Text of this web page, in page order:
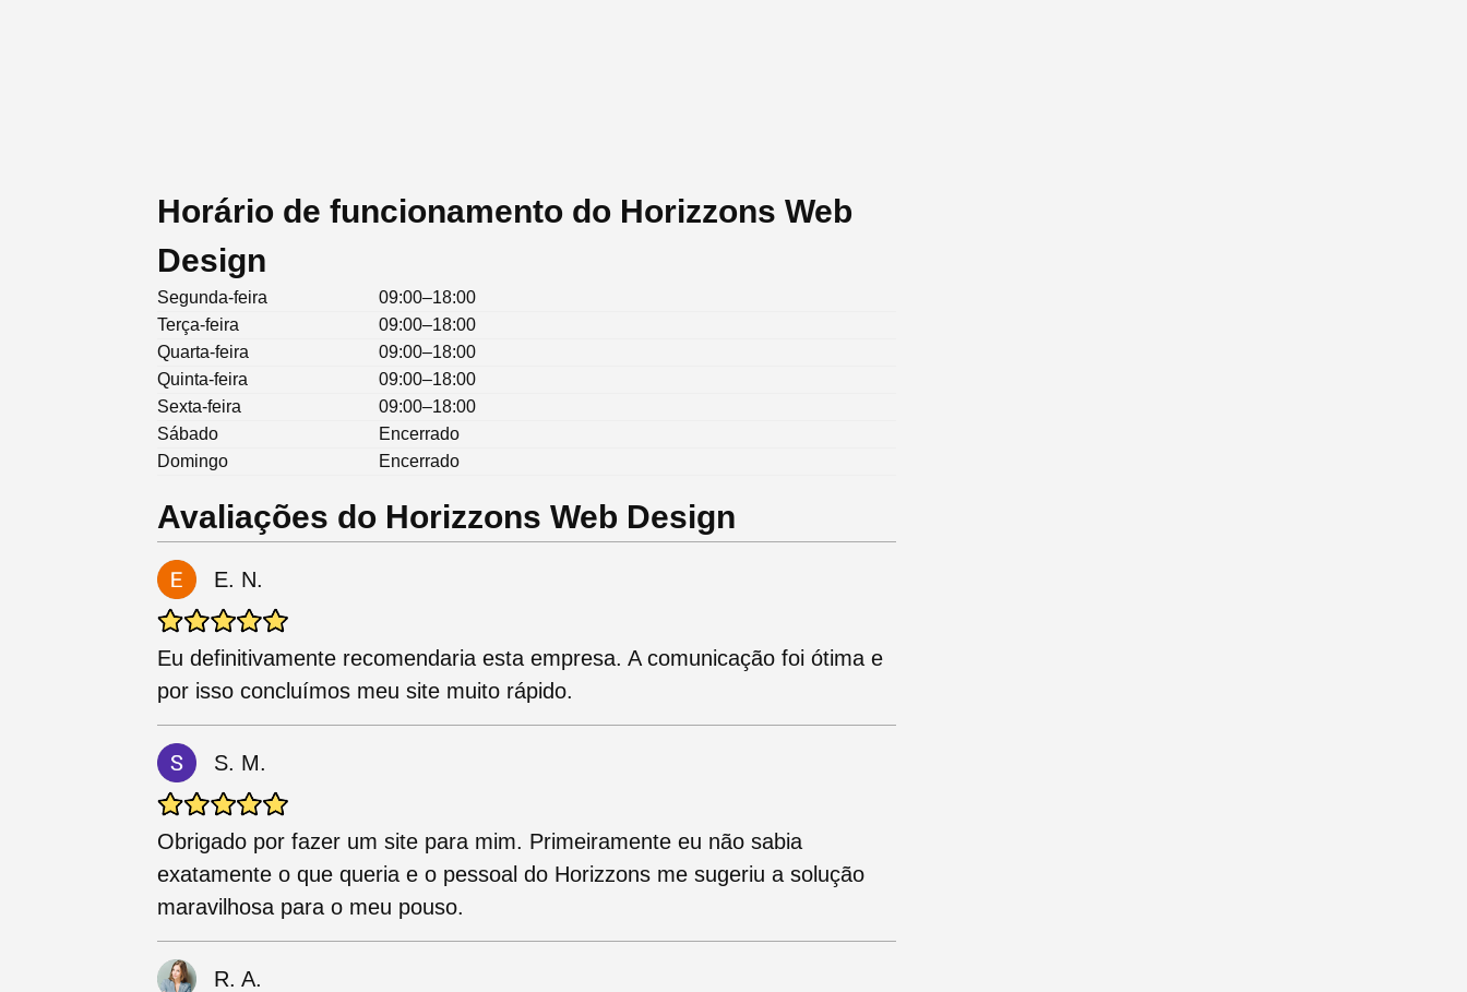
Horário de funcionamento do Horizzons Web
Design
Segunda-feira
09:00–18:00
Terça-feira
09:00–18:00
Quarta-feira
09:00–18:00
Quinta-feira
09:00–18:00
Sexta-feira
09:00–18:00
Sábado
Encerrado
Domingo
Encerrado
Avaliações do Horizzons Web Design
E. N.
Eu definitivamente recomendaria esta empresa. A comunicação foi ótima e
por isso concluímos meu site muito rápido.
S. M.
Obrigado por fazer um site para mim. Primeiramente eu não sabia
exatamente o que queria e o pessoal do Horizzons me sugeriu a solução
maravilhosa para o meu pouso.
R. A.